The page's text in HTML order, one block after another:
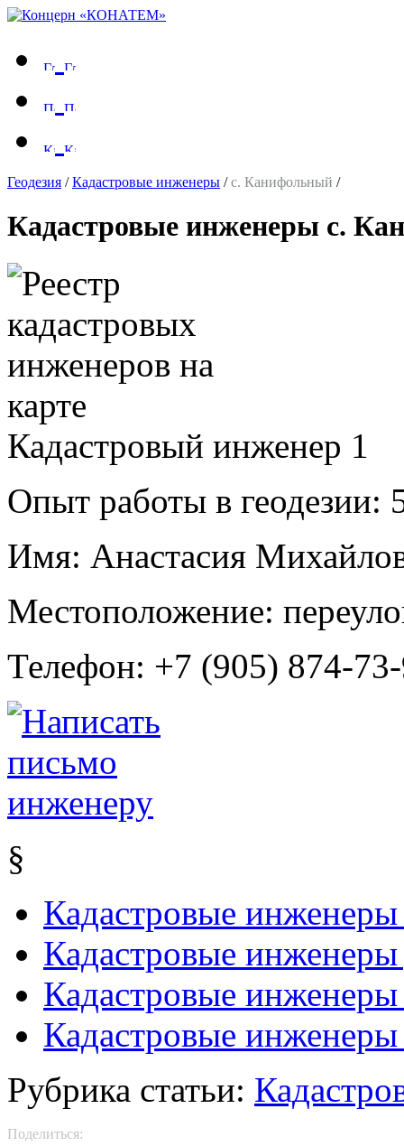
Геодезия /Кадастровые инженеры /с. Канифольный /
Кадастровые инженеры с.
Кадастровый инженер 1
Опыт работы в геодезии:
Имя: Анастасия
Местоположение:
Телефон: +7 (905) 874-
§
Кадастровые
Кадастровые
Кадастровые
Кадастровые
Рубрика статьи:
Поделиться: